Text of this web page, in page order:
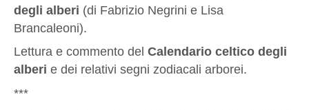
degli alberi (di Fabrizio Negrini e Lisa
Brancaleoni).
Lettura e commento delCalendario celtico degli
alberi e dei relativi segni zodiacali arborei.
***